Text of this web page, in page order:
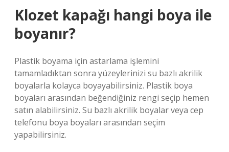
Klozet kapağı hangi boya ile
boyanır?
Plastik boyama için astarlama işlemini
tamamladıktan sonra yüzeylerinizi su bazlı akrilik
boyalarla kolayca boyayabilirsiniz. Plastik boya
boyaları arasından beğendiğiniz rengi seçip hemen
satın alabilirsiniz. Su bazlı akrilik boyalar veya cep
telefonu boya boyaları arasından seçim
yapabilirsiniz.